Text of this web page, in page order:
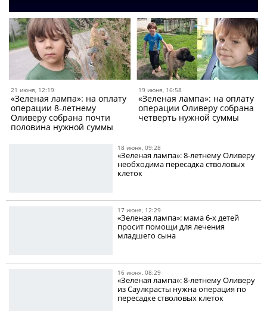
21 июня, 12:19
«Зеленая лампа»: на оплату
операции 8-летнему
Оливеру собрана почти
половина нужной суммы
19 июня, 16:58
«Зеленая лампа»: на оплату
операции Оливеру собрана
четверть нужной суммы
18 июня, 09:28
«Зеленая лампа»: 8-летнему Оливеру
необходима пересадка стволовых
клеток
17 июня, 12:29
«Зеленая лампа»: мама 6-х детей
просит помощи для лечения
младшего сына
16 июня, 08:29
«Зеленая лампа»: 8-летнему Оливеру
из Саулкрасты нужна операция по
пересадке стволовых клеток